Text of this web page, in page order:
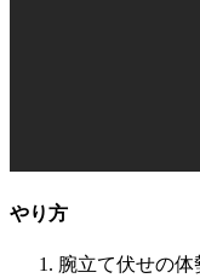
やり方
腕立て伏せの体